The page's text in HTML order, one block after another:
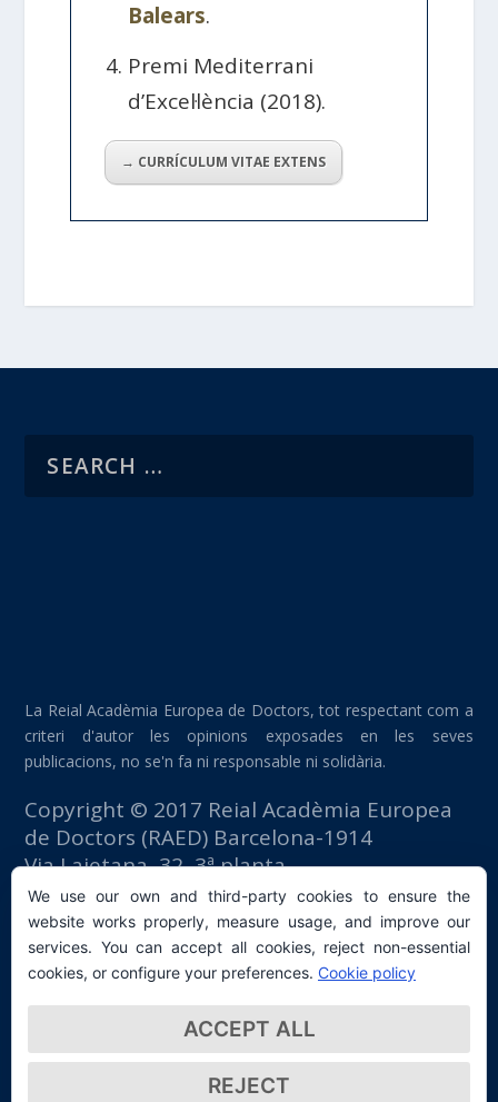
Balears.
Premi Mediterrani
d’Excel·lència (2018).
→ CURRÍCULUM VITAE EXTENS
La Reial Acadèmia Europea de Doctors, tot respectant com a
criteri d'autor les opinions exposades en les seves
publicacions, no se'n fa ni responsable ni solidària.
Copyright © 2017 Reial Acadèmia Europea
de Doctors (RAED) Barcelona-1914
Via Laietana, 32, 3ª planta
Edifici Foment del Treball
08003 Barcelona (España)
tlf: +34 93 667 40 54
secretaria@raed.academy
Contacte i subscripció a la Newsletter
Política de privacitat
We use our own and third-party cookies to ensure the
website works properly, measure usage, and improve our
services. You can accept all cookies, reject non-essential
cookies, or configure your preferences. Cookie policy
ACCEPT ALL
REJECT